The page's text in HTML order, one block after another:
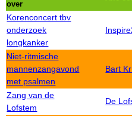
over
Korenconcert tbv
onderzoek
longkanker
Niet-ritmische
mannenzangavond
met psalmen
Bart
Zang van de
Lofstem
De